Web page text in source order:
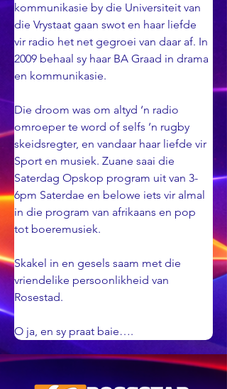
kommunikasie by die Universiteit van
die Vrystaat gaan swot en haar liefde
vir radio het net gegroei van daar af. In
2009 behaal sy haar BA Graad in drama
en kommunikasie.
Die droom was om altyd ‘n radio
omroeper te word of selfs ‘n rugby
skeidsregter, en vandaar haar liefde vir
Sport en musiek. Zuane saai die
Saterdag Opskop program uit van 3-
6pm Saterdae en belowe iets vir almal
in die program van afrikaans en pop
tot boeremusiek.
Skakel in en gesels saam met die
vriendelike persoonlikheid van
Rosestad.
O ja, en sy praat baie….